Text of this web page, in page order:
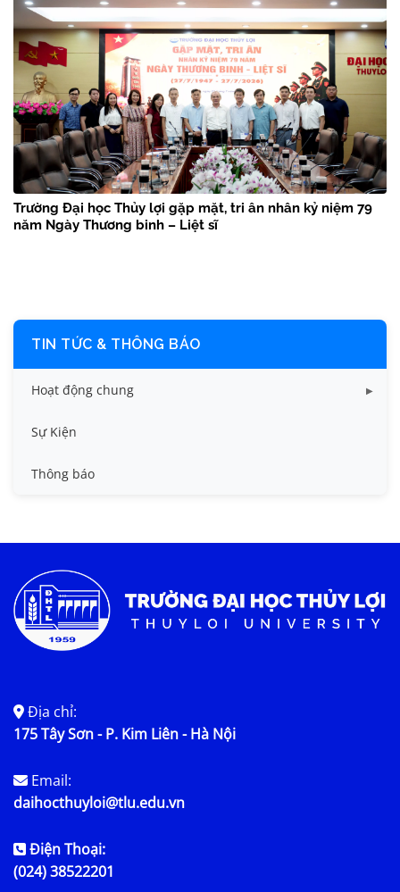
Trường Đại học Thủy lợi gặp mặt, tri ân nhân kỷ niệm 79
năm Ngày Thương binh – Liệt sĩ
TIN TỨC & THÔNG BÁO
Hoạt động chung
Tin công tác sinh viên
Tin đào tạo
Tin tức chung
Sự Kiện
Thông báo
Địa chỉ:
175 Tây Sơn - P. Kim Liên - Hà Nội
Email:
daihocthuyloi@tlu.edu.vn
Điện Thoại:
(024) 38522201